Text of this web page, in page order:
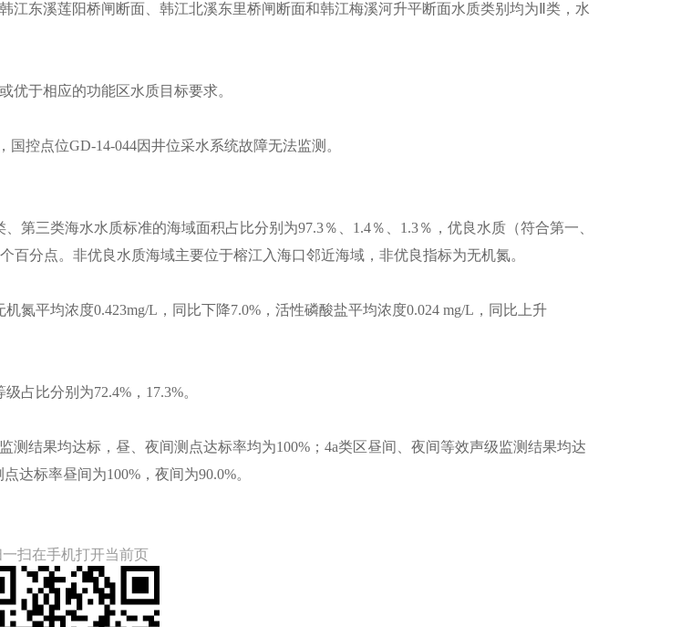
东溪莲阳桥闸断面、韩江北溪东里桥闸断面和韩江梅溪河升平断面水质类别均为Ⅱ类，水
于相应的功能区水质目标要求。
控点位GD-14-044因井位采水系统故障无法监测。
三类海水水质标准的海域面积占比分别为97.3％、1.4％、1.3％，优良水质（符合第一、
百分点。非优良水质海域主要位于榕江入海口邻近海域，非优良指标为无机氮。
平均浓度0.423mg/L，同比下降7.0%，活性磷酸盐平均浓度0.024 mg/L，同比上升
比分别为72.4%，17.3%。
结果均达标，昼、夜间测点达标率均为100%；4a类区昼间、夜间等效声级监测结果均达
达标率昼间为100%，夜间为90.0%。
一扫在手机打开当前页